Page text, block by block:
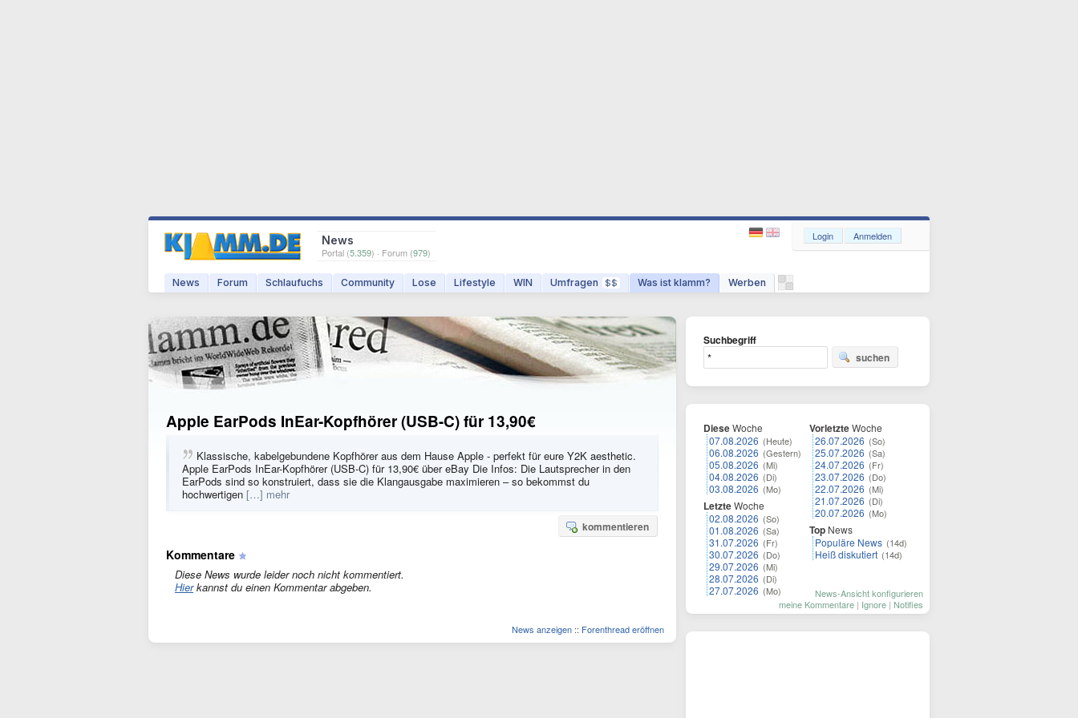
News
Portal (5.359) · Forum (979)
News Forum Schlaufuchs Community Lose Lifestyle WIN Umfragen $$ Was ist klamm? Werben
Login Anmelden
Apple EarPods InEar-Kopfhörer (USB-C) für 13,90€
Klassische, kabelgebundene Kopfhörer aus dem Hause Apple - perfekt für eure Y2K aesthetic.
Apple EarPods InEar-Kopfhörer (USB-C) für 13,90€ über eBay Die Infos: Die Lautsprecher in den
EarPods sind so konstruiert, dass sie die Klangausgabe maximieren – so bekommst du
hochwertigen […] mehr
kommentieren
Kommentare
Diese News wurde leider noch nicht kommentiert.
Hierkannst du einen Kommentar abgeben.
News anzeigen :: Forenthread eröffnen
Suchbegriff
suchen
DieseWoche
07.08.2026 (Heute)
06.08.2026 (Gestern)
05.08.2026 (Mi)
04.08.2026 (Di)
03.08.2026 (Mo)
LetzteWoche
02.08.2026 (So)
01.08.2026 (Sa)
31.07.2026 (Fr)
30.07.2026 (Do)
29.07.2026 (Mi)
28.07.2026 (Di)
27.07.2026 (Mo)
VorletzteWoche
26.07.2026 (So)
25.07.2026 (Sa)
24.07.2026 (Fr)
23.07.2026 (Do)
22.07.2026 (Mi)
21.07.2026 (Di)
20.07.2026 (Mo)
Top News
Populäre News (14d)
Heiß diskutiert (14d)
News-Ansicht konfigurieren
meine Kommentare | Ignore | Notifies